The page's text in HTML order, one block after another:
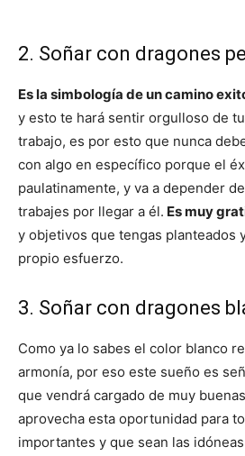
2. Soñar con dragones
Es la simbología de un camino
y esto te hará sentir orgulloso de
trabajo, es por esto que nunca
con algo en específico porque el
paulatinamente, y va a depender
trabajes por llegar a él. Es muy
y objetivos que tengas planteados
propio esfuerzo.
3. Soñar con dragones
Como ya lo sabes el color blanco
armonía, por eso este sueño es
que vendrá cargado de muy
aprovecha esta oportunidad para
importantes y que sean las